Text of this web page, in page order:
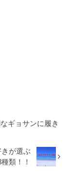
ギョサンに履き
が選ぶ
類！！